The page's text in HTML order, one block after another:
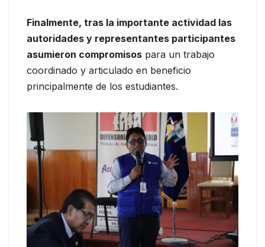
Finalmente, tras la importante actividad las
autoridades y representantes participantes
asumieron compromisos para un trabajo
coordinado y articulado en beneficio
principalmente de los estudiantes.